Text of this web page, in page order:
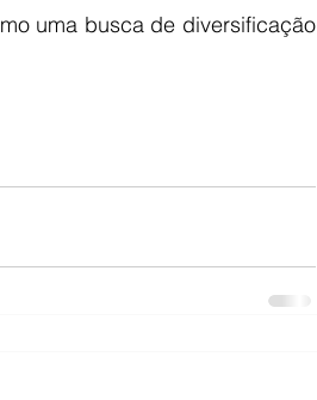
uma busca de diversificação